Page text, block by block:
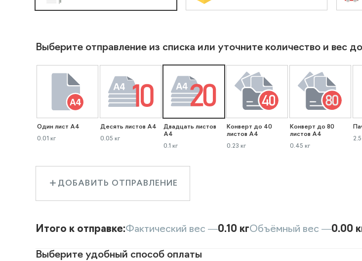
Выберите отправление из списка или уточните количество и вес
Один лист А4
0.01 кг
Десять листов А4
0.05 кг
Двадцать листов
А4
0.1 кг
Конверт до 40
листов А4
0.23 кг
Конверт до 80
листов А4
0.45 кг
2.5
ДОБАВИТЬ ОТПРАВЛЕНИЕ
Итого к отправке:Фактический вес —0.10 кгОбъёмный вес —0.00
Выберите удобный способ оплаты